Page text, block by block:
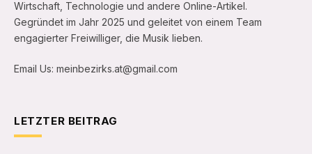
Wirtschaft, Technologie und andere Online-Artikel.
Gegründet im Jahr 2025 und geleitet von einem Team
engagierter Freiwilliger, die Musik lieben.
Email Us: meinbezirks.at@gmail.com
LETZTER BEITRAG